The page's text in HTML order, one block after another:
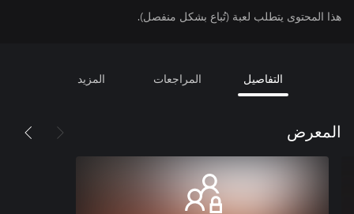
هذا المحتوى يتطلب لعبة (تُباع بشكل منفصل).
التفاصيل المراجعات المزيد
المعرض